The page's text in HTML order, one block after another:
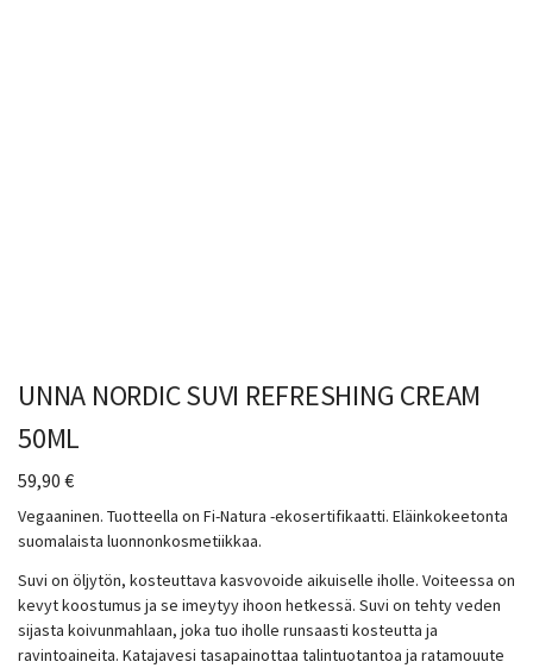
UNNA NORDIC SUVI REFRESHING CREAM
50ML
59,90 €
Vegaaninen. Tuotteella on Fi-Natura -ekosertifikaatti. Eläinkokeetonta
suomalaista luonnonkosmetiikkaa.
Suvi on öljytön, kosteuttava kasvovoide aikuiselle iholle. Voiteessa on
kevyt koostumus ja se imeytyy ihoon hetkessä. Suvi on tehty veden
sijasta koivunmahlaan, joka tuo iholle runsaasti kosteutta ja
ravintoaineita. Katajavesi tasapainottaa talintuotantoa ja ratamouute